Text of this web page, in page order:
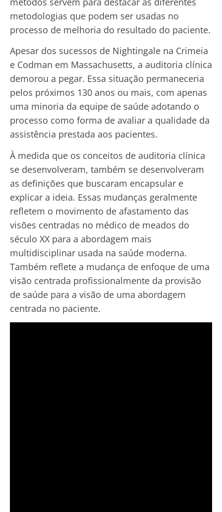
metodologias que podem ser usadas no
processo de melhoria do resultado do paciente.
Apesar dos sucessos de Nightingale na Crimeia
e Codman em Massachusetts, a auditoria clínica
demorou a pegar. Essa situação permaneceria
pelos próximos 130 anos ou mais, com apenas
uma minoria da equipe de saúde adotando o
processo como forma de avaliar a qualidade da
assistência prestada aos pacientes.
À medida que os conceitos de auditoria clínica
se desenvolveram, também se desenvolveram
as definições que buscaram encapsular e
explicar a ideia. Essas mudanças geralmente
refletem o movimento de afastamento das
visões centradas no médico de meados do
século XX para a abordagem mais
multidisciplinar usada na saúde moderna.
Também reflete a mudança de enfoque de uma
visão centrada profissionalmente da provisão
de saúde para a visão de uma abordagem
centrada no paciente.